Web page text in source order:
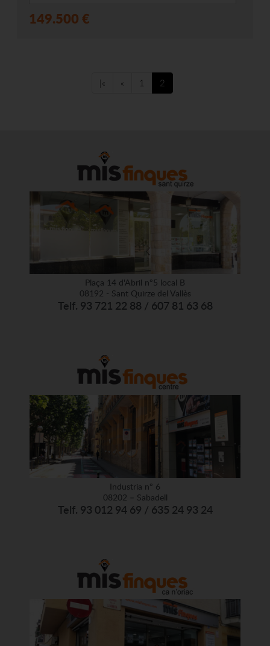
149.500 €
|« « 1 2
Plaça 14 d'Abril nº5 local B
08192 - Sant Quirze del Vallès
Telf. 93 721 22 88 / 607 81 63 68
Industria nº 6
08202 – Sabadell
Telf. 93 012 94 69 / 635 24 93 24